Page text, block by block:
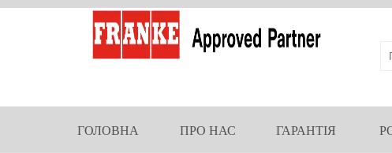
ГОЛОВНА ПРО НАС ГАРАНТІЯ